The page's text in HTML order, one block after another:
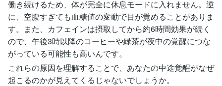
働き続けるため、体が完全に休息モードに入れません。逆
に、空腹すぎても血糖値の変動で目が覚めることがありま
す。また、カフェインは摂取してから約6時間効果が続く
ので、午後3時以降のコーヒーや緑茶が夜中の覚醒につな
がっている可能性も高いんです。
これらの原因を理解することで、あなたの中途覚醒がなぜ
起こるのかが見えてくるじゃないでしょうか。